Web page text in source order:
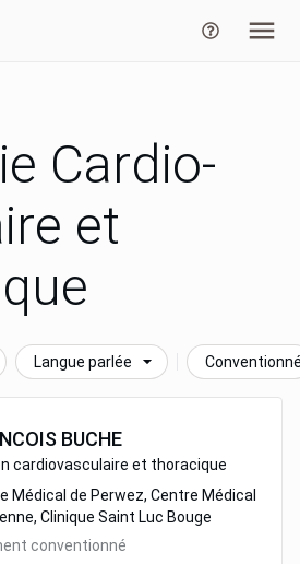
Cardio-
et
Langue parlée
BUCHE
cardiovasculaire et thoracique
Médical de Perwez, Centre Médical
Clinique Saint Luc Bouge
conventionné